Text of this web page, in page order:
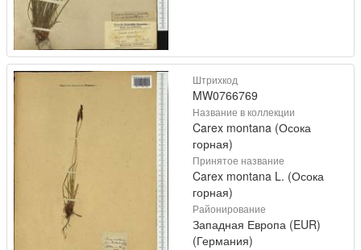
Штрихкод
MW0766769
Название в коллекции
Carex montana (Осока
горная)
Принятое название
Carex montana L. (Осока
горная)
Районирование
Западная Европа (EUR)
(Германия)